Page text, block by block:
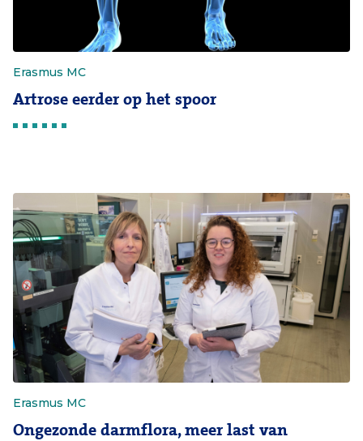
Erasmus MC
Artrose eerder op het spoor
Erasmus MC
Ongezonde darmflora, meer last van